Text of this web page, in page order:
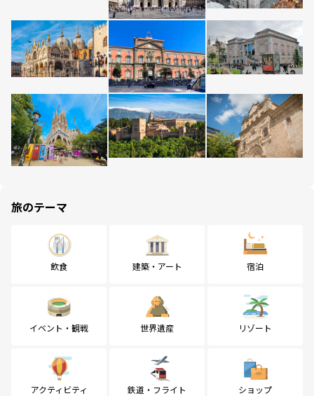
旅のテーマ
飲食 建築・アート 宿泊
イベント・観戦 世界遺産 リゾート
アクティビティ 鉄道・フライト ショップ